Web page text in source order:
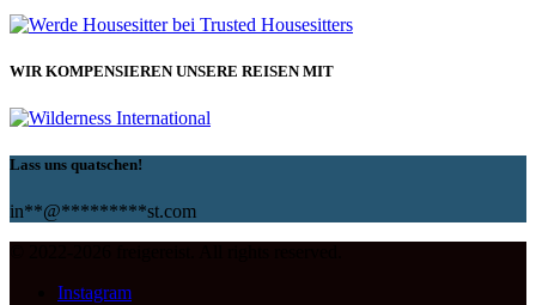
WIR KOMPENSIEREN UNSERE REISEN MIT
Lass uns quatschen!
in**@*********st.com
Instagram